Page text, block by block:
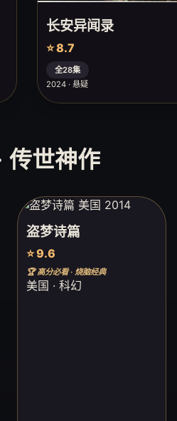
长安异闻录
⭐ 8.7
全28集
2024 · 悬疑
传世神作
盗梦诗篇
⭐ 9.6
🏆 高分必看 · 烧脑经典
美国 · 科幻